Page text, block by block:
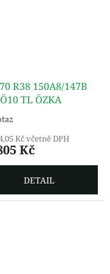
R38 150A8/147B
TL ÖZKA
Kč včetně DPH
Kč
DETAIL